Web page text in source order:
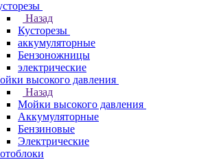
Назад
Кусторезы
аккумуляторные
Бензоножницы
электрические
высокого давления
Назад
Мойки высокого давления
Аккумуляторные
Бензиновые
Электрические